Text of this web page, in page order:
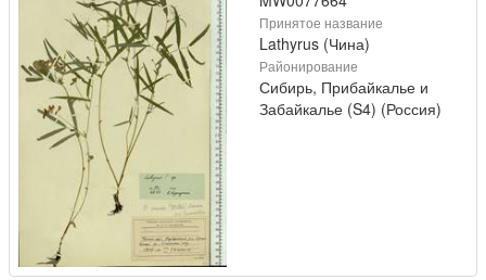
Принятое название
Lathyrus (Чина)
Районирование
Сибирь, Прибайкалье и
Забайкалье (S4) (Россия)